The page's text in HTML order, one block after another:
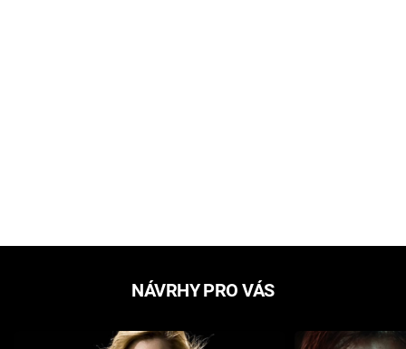
NÁVRHY PRO VÁS